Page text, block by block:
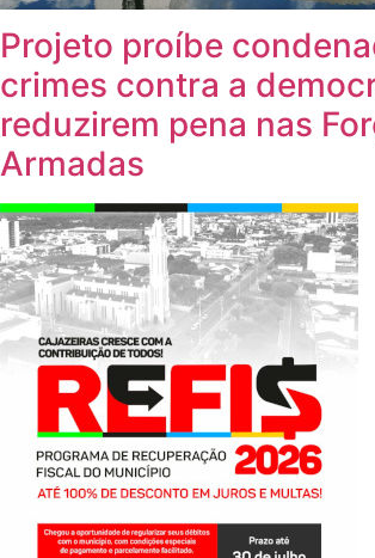
Projeto proíbe
crimes contra a
reduzirem pena nas
Armadas